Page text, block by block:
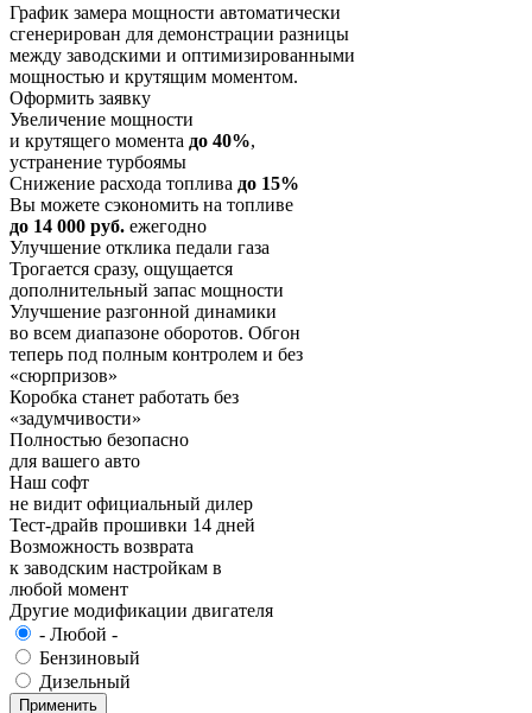
График замера мощности автоматически
сгенерирован для демонстрации разницы
между заводскими и оптимизированными
мощностью и крутящим моментом.
Оформить заявку
Увеличение мощности
и крутящего момента до 40%,
устранение турбоямы
Снижение расхода топлива до 15%
Вы можете сэкономить на топливе
до 14 000 руб. ежегодно
Улучшение отклика педали газа
Трогается сразу, ощущается
дополнительный запас мощности
Улучшение разгонной динамики
во всем диапазоне оборотов. Обгон
теперь под полным контролем и без
«сюрпризов»
Коробка станет работать без
«задумчивости»
Полностью безопасно
для вашего авто
Наш софт
не видит официальный дилер
Тест-драйв прошивки 14 дней
Возможность возврата
к заводским настройкам в
любой момент
Другие модификации двигателя
- Любой -
Бензиновый
Дизельный